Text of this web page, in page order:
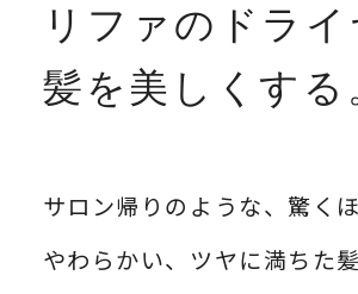
リファのドライ
髪を美しくする
サロン帰りのような、驚く
やわらかい、ツヤに満ちた